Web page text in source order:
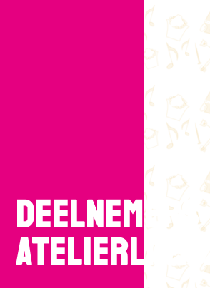
DEELNEMERS